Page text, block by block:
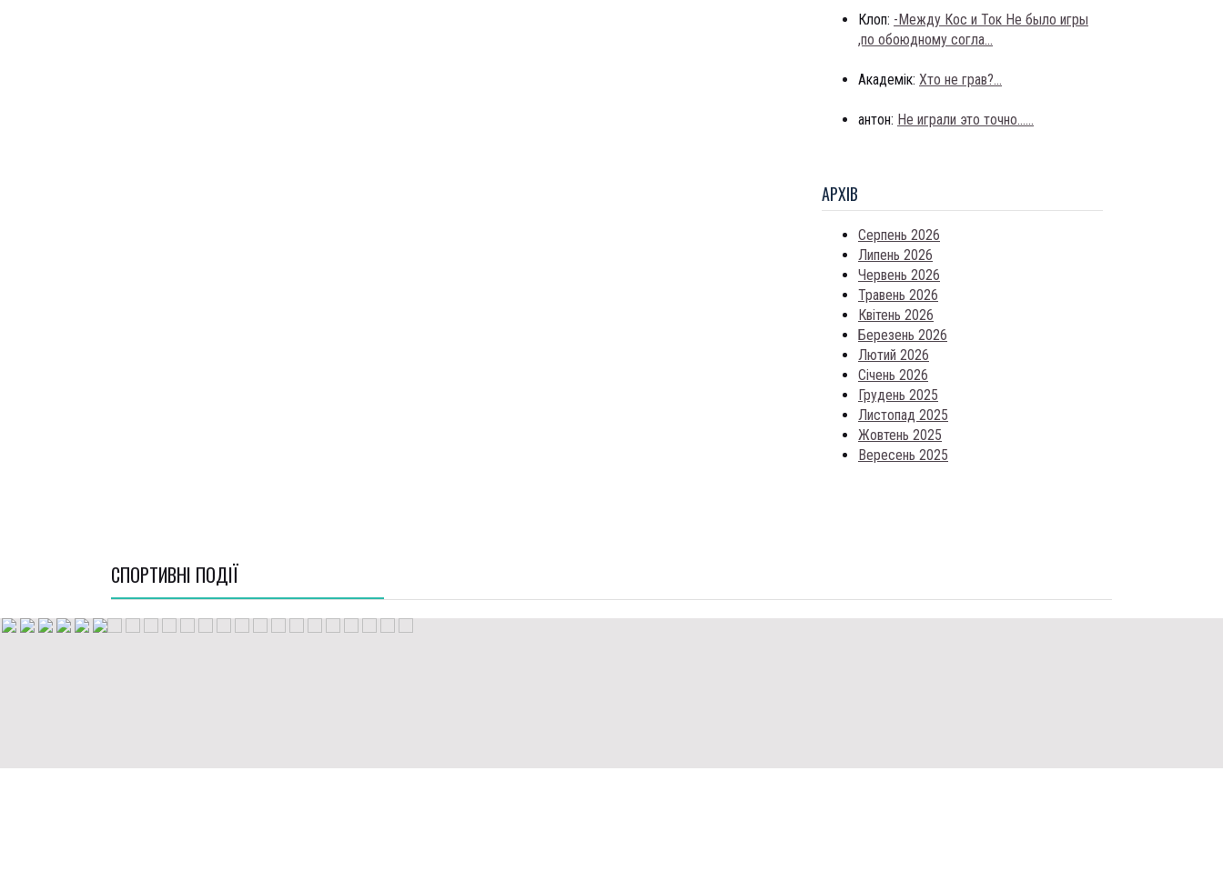
Клоп: -Между Кос и Ток Не было игры
,по обоюдному согла...
Академік: Хто не грав?...
антон: Не играли это точно......
АРХIВ
Серпень 2026
Липень 2026
Червень 2026
Травень 2026
Квітень 2026
Березень 2026
Лютий 2026
Січень 2026
Грудень 2025
Листопад 2025
Жовтень 2025
Вересень 2025
СПОРТИВНI ПОДІЇ